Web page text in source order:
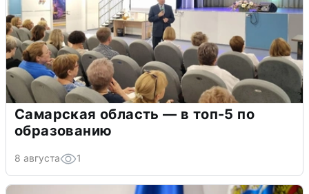
Самарская область — в топ-5 по
образованию
8 августа 1